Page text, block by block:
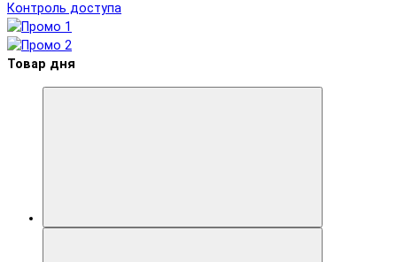
Контроль доступа
Товар дня